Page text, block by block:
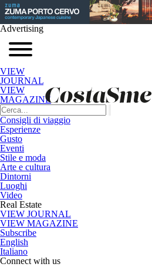
Advertising
VIEW
JOURNAL
VIEW
MAGAZINE
Consigli di viaggio
Esperienze
Gusto
Eventi
Stile e moda
Arte e cultura
Dintorni
Luoghi
Video
Real Estate
VIEW JOURNAL
VIEW MAGAZINE
Subscribe
English
Italiano
Connect with us